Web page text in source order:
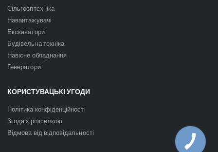
Сільгосптехніка
Навантажувачі
Екскаватори
Будівельна техніка
Навісне обладнання
Генератори
КОРИСТУВАЦЬКІ УГОДИ
Політика конфіденційності
Згода з розсилкою
Відмова від відповідальності
КНОПКА
ЗВ'ЯЗКУ